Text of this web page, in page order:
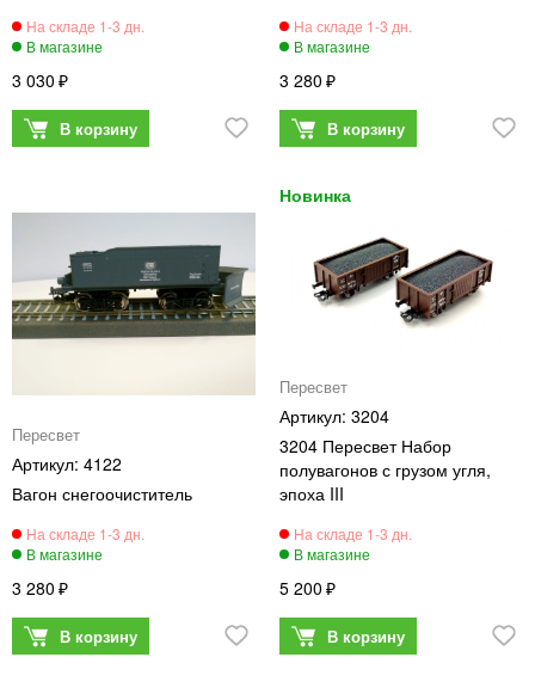
3 030 3 280
Пересвет
4122
Вагон снегоочиститель
3 280
Пересвет
3204
3204 Пересвет Набор
полувагонов с грузом угля,
эпоха III
5 200